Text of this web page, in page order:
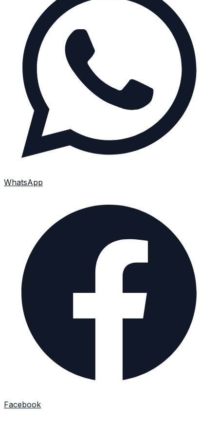
WhatsApp
Facebook